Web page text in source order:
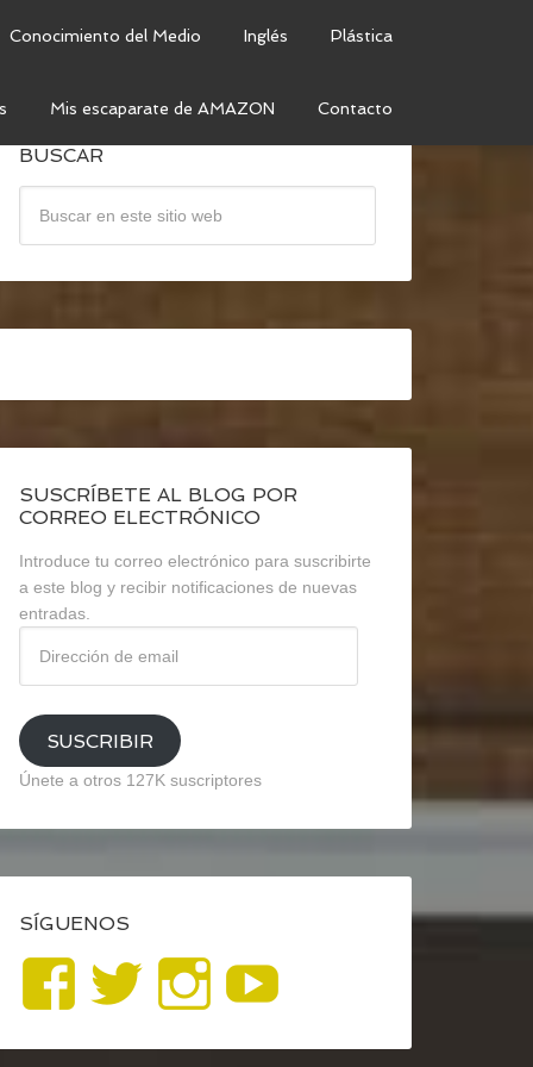
Conocimiento del Medio Inglés Plástica
Mis escaparate de AMAZON Contacto
BUSCAR
SUSCRÍBETE AL BLOG POR
CORREO ELECTRÓNICO
Introduce tu correo electrónico para suscribirte
a este blog y recibir notificaciones de nuevas
entradas.
email
SUSCRIBIR
Únete a otros 127K suscriptores
SÍGUENOS
Ver
perfil
Ver
perfil
Ver
perfil